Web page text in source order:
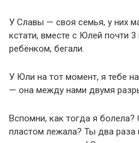
У Славы — своя семья, у них
кстати, вместе с Юлей почти
ребёнком, бегали.
У Юли на тот момент, я тебе
— она между нами двумя
Вспомни, как тогда я болела?
пластом лежала? Ты два раза